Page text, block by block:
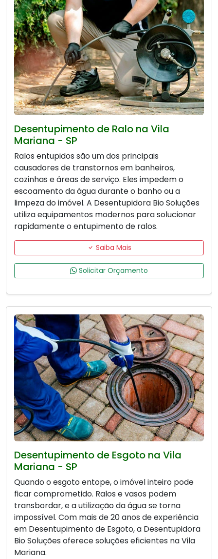
Desentupimento de Ralo na Vila
Mariana - SP
Ralos entupidos são um dos principais
causadores de transtornos em banheiros,
cozinhas e áreas de serviço. Eles impedem o
escoamento da água durante o banho ou a
limpeza do imóvel. A Desentupidora Bio Soluções
utiliza equipamentos modernos para solucionar
rapidamente o entupimento de ralos.
Saiba Mais
Solicitar Orçamento
Desentupimento de Esgoto na Vila
Mariana - SP
Quando o esgoto entope, o imóvel inteiro pode
ficar comprometido. Ralos e vasos podem
transbordar, e a utilização da água se torna
impossível. Com mais de 20 anos de experiência
em Desentupimento de Esgoto, a Desentupidora
Bio Soluções oferece soluções eficientes na Vila
Mariana.